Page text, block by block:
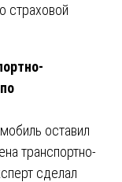
страховой
оставил
транспортно-
сделал